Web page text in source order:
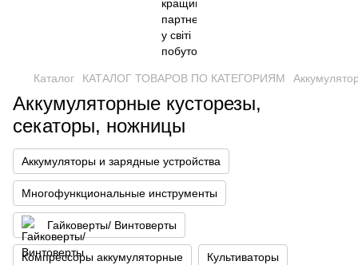
Каталог КАТАЛОГ ТОВАРОВ ПО КАТЕГОРИЯМ
Аккумуляторные кусторезы,
секаторы, ножницы
Аккумуляторы и зарядные устройства
Многофункциональные инструменты
Гайковерты/ Винтоверты
Компрессоры аккумуляторные Культиваторы